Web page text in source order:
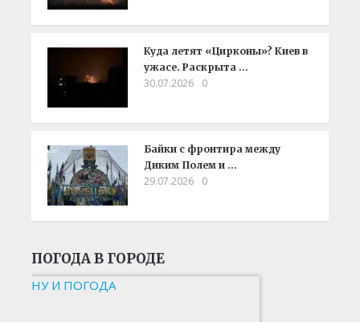
Куда летят «Цирконы»? Киев в
ужасе. Раскрыта …
30.07.2026 0
Байки с фронтира между
Диким Полем и …
29.07.2026 0
ПОГОДА В ГОРОДЕ
НУ И ПОГОДА